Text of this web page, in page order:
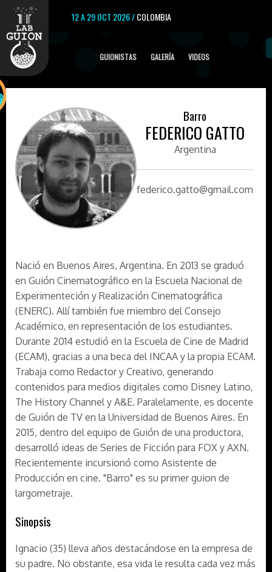
12 A 29 OCT 2026 /COLOMBIA
GUIONISTAS GALERÍA VIDEOS
Barro
FEDERICO GATTO
Argentina
federico.gatto@gmail.com
Nació en Buenos Aires, Argentina. En 2013 se graduó
en Guión Cinematográfico en la Escuela Nacional de
Experimenteción y Realización Cinematográfica
(ENERC). Allí también fue miembro del Consejo
Académico, en representación de los estudiantes.
Durante 2014 estudió en la Escuela de Cine de Madrid
(ECAM), gracias a una beca del INCAA y la propia ECAM.
Trabaja como Redactor y Creativo, generando
contenidos para medios digitales como Disney Latino,
The History Channel y A&E. Paralelamente, es docente
de Guión de TV en la Universidad de Buenos Aires. En
2015, dentro del equipo de Guión de una productora,
desarrolló ideas de Series de Ficción para FOX y AXN.
Recientemente incursionó como Asistente de
Producción en cine. "Barro" es su primer guion de
largometraje.
Sinopsis
Ignacio (35) lleva años destacándose en la empresa de
su padre. No obstante, esa vida le resulta cada vez más